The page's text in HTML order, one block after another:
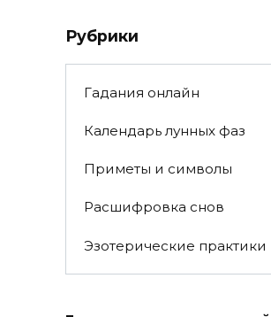
Рубрики
Гадания онлайн
Календарь лунных фаз
Приметы и символы
Расшифровка снов
Эзотерические практики